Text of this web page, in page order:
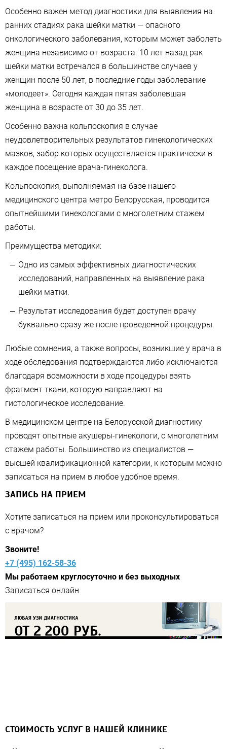
Особенно важен метод диагностики для выявления на
ранних стадиях рака шейки матки — опасного
онкологического заболевания, которым может заболеть
женщина независимо от возраста. 10 лет назад рак
шейки матки встречался в большинстве случаев у
женщин после 50 лет, в последние годы заболевание
«молодеет». Сегодня каждая пятая заболевшая
женщина в возрасте от 30 до 35 лет.
Особенно важна кольпоскопия в случае
неудовлетворительных результатов гинекологических
мазков, забор которых осуществляется практически в
каждое посещение врача-гинеколога.
Кольпоскопия, выполняемая на базе нашего
медицинского центра метро Белорусская, проводится
опытнейшими гинекологами с многолетним стажем
работы.
Преимущества методики:
Одно из самых эффективных диагностических
исследований, направленных на выявление рака
шейки матки.
Результат исследования будет доступен врачу
буквально сразу же после проведенной процедуры.
Любые сомнения, а также вопросы, возникшие у врача в
ходе обследования подтверждаются либо исключаются
благодаря возможности в ходе процедуры взять
фрагмент ткани, которую направляют на
гистологическое исследование.
В медицинском центре на Белорусской диагностику
проводят опытные акушеры-гинекологи, с многолетним
стажем работы. Большинство из специалистов —
высшей квалификационной категории, к которым можно
записаться на прием в любое удобное время.
ЗАПИСЬ НА ПРИЕМ
Хотите записаться на прием или проконсультироваться
с врачом?
Звоните!
+7 (495) 162-58-36
Мы работаем круглосуточно и без выходных
СТОИМОСТЬ УСЛУГ В НАШЕЙ КЛИНИКЕ